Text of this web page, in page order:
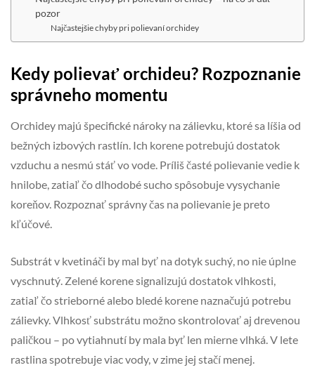
pozor
Najčastejšie chyby pri polievaní orchidey
Kedy polievať orchideu? Rozpoznanie
správneho momentu
Orchidey majú špecifické nároky na zálievku, ktoré sa líšia od
bežných izbových rastlín. Ich korene potrebujú dostatok
vzduchu a nesmú stáť vo vode. Príliš časté polievanie vedie k
hnilobe, zatiaľ čo dlhodobé sucho spôsobuje vysychanie
koreňov. Rozpoznať správny čas na polievanie je preto
kľúčové.
Substrát v kvetináči by mal byť na dotyk suchý, no nie úplne
vyschnutý. Zelené korene signalizujú dostatok vlhkosti,
zatiaľ čo strieborné alebo bledé korene naznačujú potrebu
zálievky. Vlhkosť substrátu možno skontrolovať aj drevenou
paličkou – po vytiahnutí by mala byť len mierne vlhká. V lete
rastlina spotrebuje viac vody, v zime jej stačí menej.